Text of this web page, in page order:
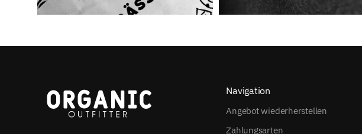
Navigation
Angebot wiederherstellen
Zahlungsarten